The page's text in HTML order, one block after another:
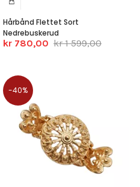
Hårbånd Flettet Sort
Nedrebuskerud
kr 780,00 kr 1 599,00
-40%